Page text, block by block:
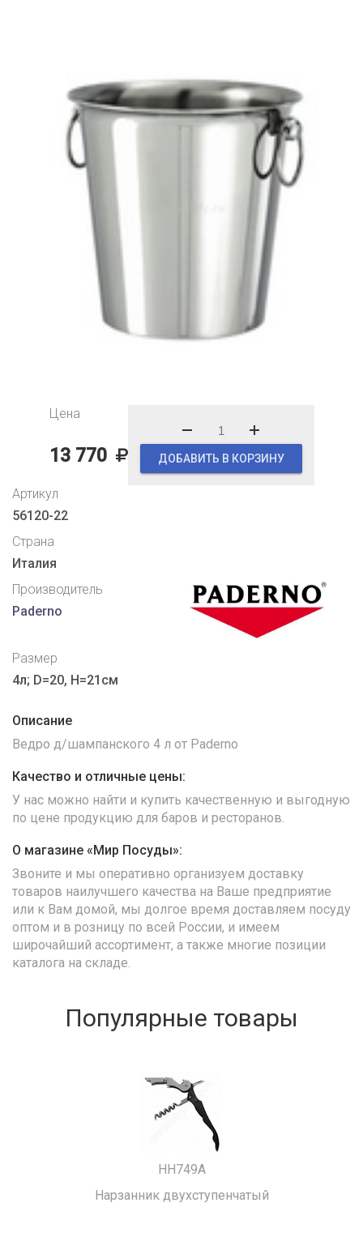
Цена
13 770 ДОБАВИТЬ В КОРЗИНУ
Артикул
56120-22
Страна
Италия
Производитель
Paderno
Размер
4л; D=20, H=21см
Описание
Ведро д/шампанского 4 л от Paderno
Качество и отличные цены:
У нас можно найти и купить качественную и выгодную
по цене продукцию для баров и ресторанов.
О магазине «Мир Посуды»:
Звоните и мы оперативно организуем доставку
товаров наилучшего качества на Ваше предприятие
или к Вам домой, мы долгое время доставляем посуду
оптом и в розницу по всей России, и имеем
широчайший ассортимент, а также многие позиции
каталога на складе.
Популярные товары
HH749A
Нарзанник двухступенчатый